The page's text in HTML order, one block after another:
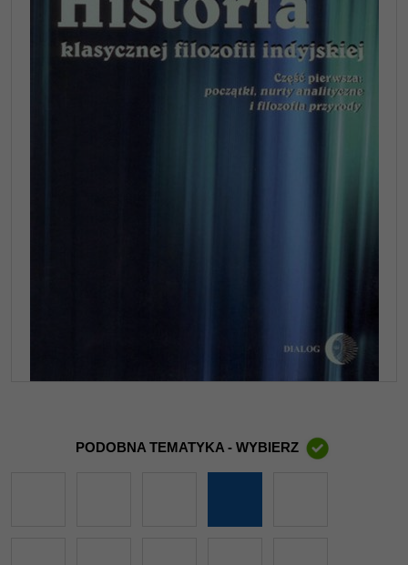
PODOBNA TEMATYKA - WYBIERZ